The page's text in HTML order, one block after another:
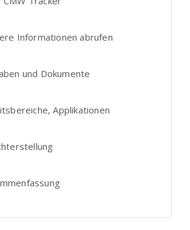
Informationen abrufen
und Dokumente
Applikationen